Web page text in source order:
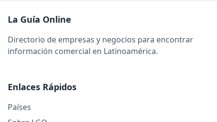
La Guía Online
Directorio de empresas y negocios para encontrar
información comercial en Latinoamérica.
Enlaces Rápidos
Países